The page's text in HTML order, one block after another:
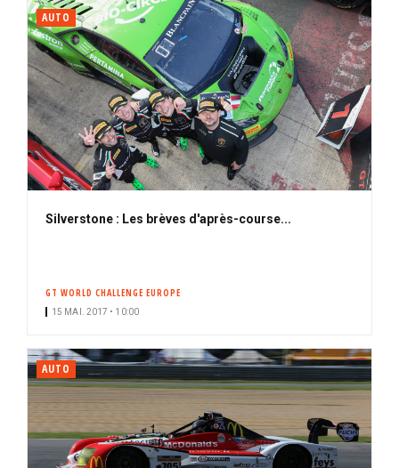
AUTO
Silverstone : Les brèves d'après-course...
GT WORLD CHALLENGE EUROPE
15 MAI. 2017 • 10:00
AUTO